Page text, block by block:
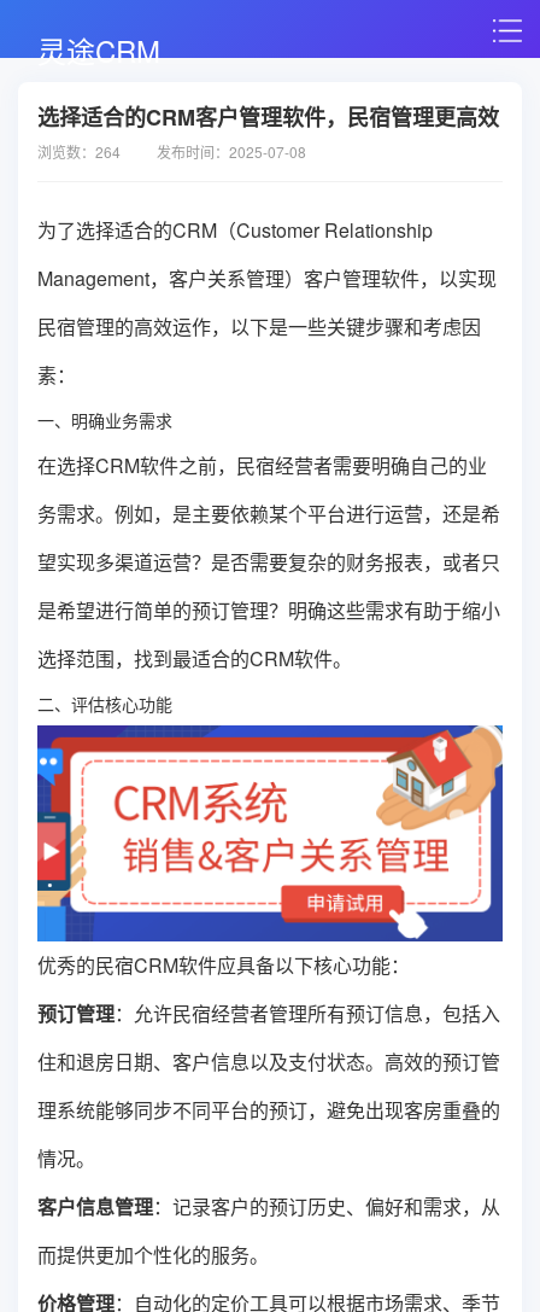
灵途CRM
选择适合的CRM客户管理软件，民宿管理更高效
浏览数：264 发布时间：2025-07-08
为了选择适合的CRM（Customer Relationship
Management，客户关系管理）客户管理软件，以实现
民宿管理的高效运作，以下是一些关键步骤和考虑因
素：
一、明确业务需求
在选择CRM软件之前，民宿经营者需要明确自己的业
务需求。例如，是主要依赖某个平台进行运营，还是希
望实现多渠道运营？是否需要复杂的财务报表，或者只
是希望进行简单的预订管理？明确这些需求有助于缩小
选择范围，找到最适合的CRM软件。
二、评估核心功能
优秀的民宿CRM软件应具备以下核心功能：
预订管理：允许民宿经营者管理所有预订信息，包括入
住和退房日期、客户信息以及支付状态。高效的预订管
理系统能够同步不同平台的预订，避免出现客房重叠的
情况。
客户信息管理：记录客户的预订历史、偏好和需求，从
而提供更加个性化的服务。
价格管理：自动化的定价工具可以根据市场需求、季节